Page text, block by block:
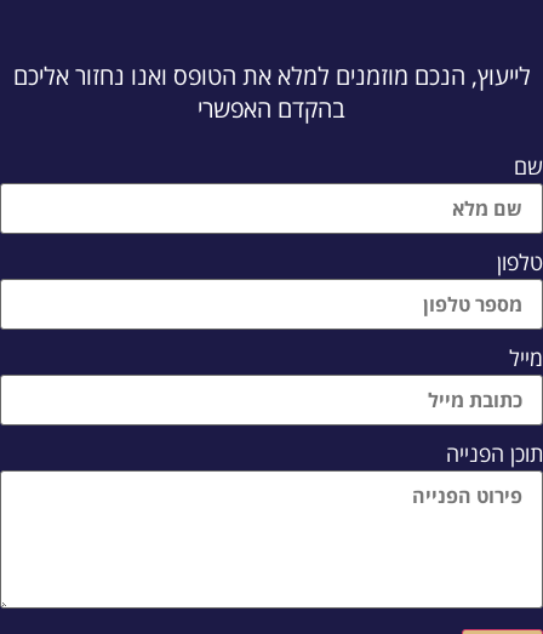
לייעוץ, הנכם מוזמנים למלא את הטופס ואנו נחזור אליכם
בהקדם האפשרי
הפנייה